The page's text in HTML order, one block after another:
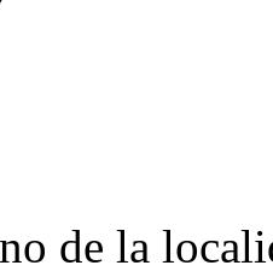
de la